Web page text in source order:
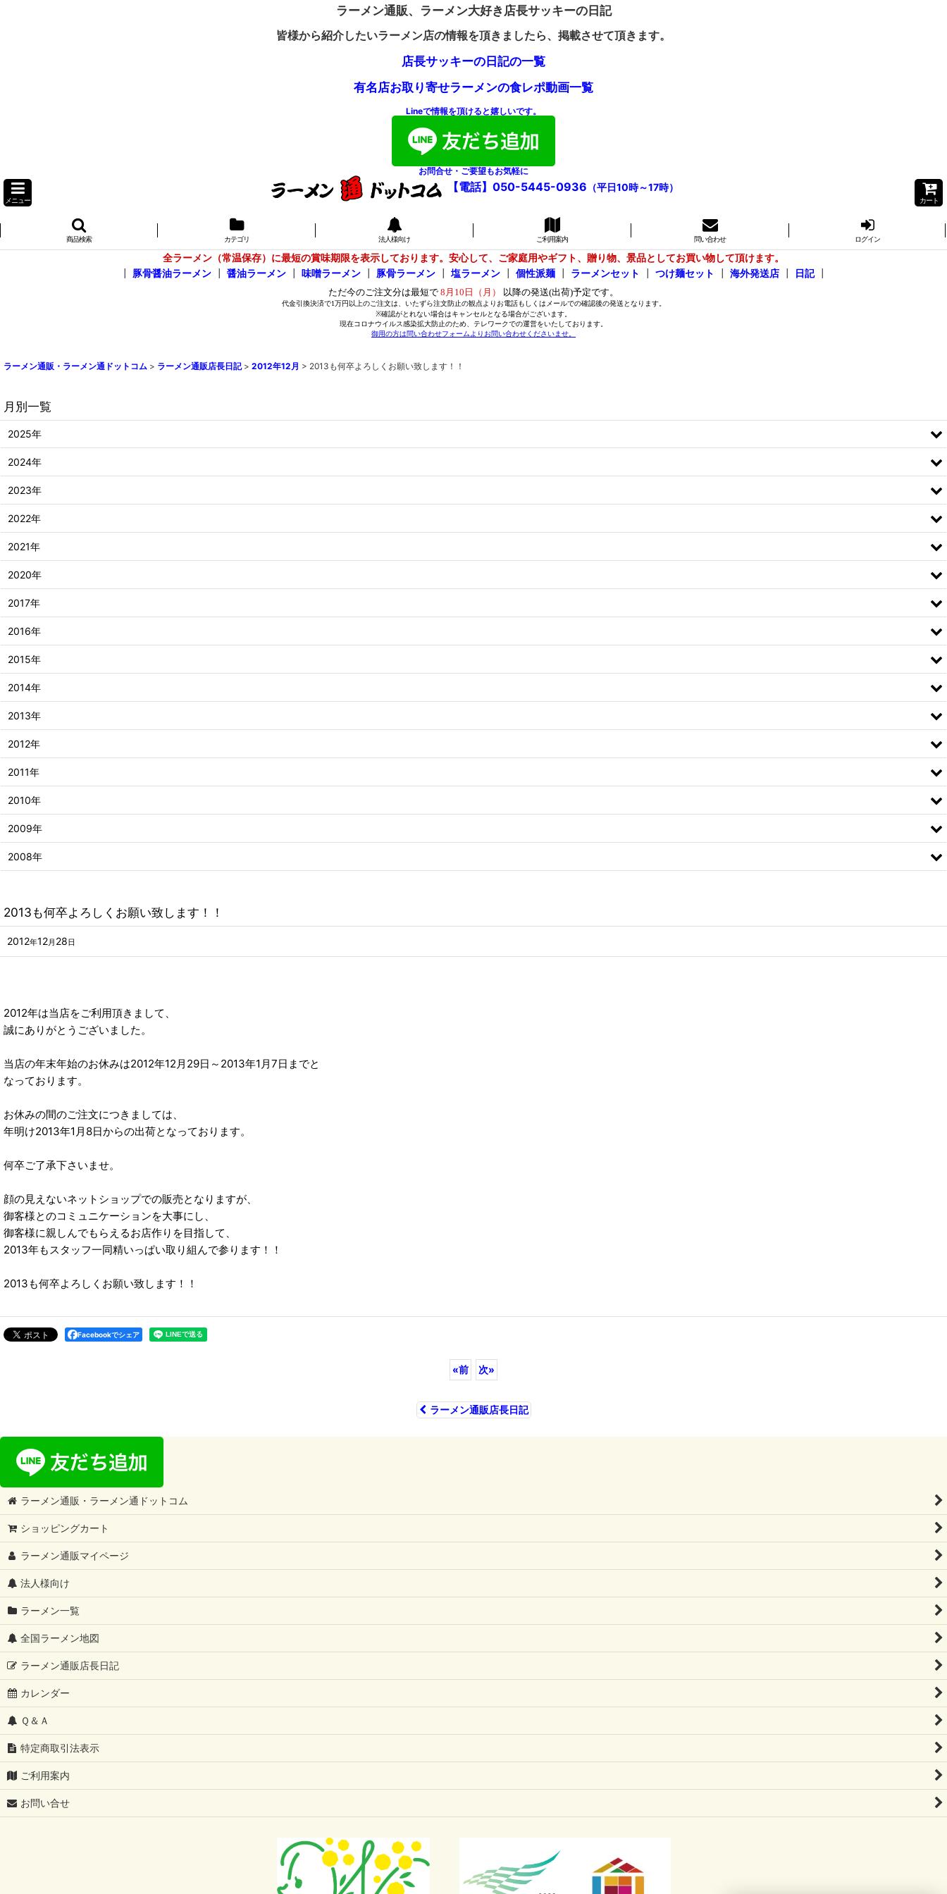
ラーメン通販、ラーメン大好き店長サッキーの日記
皆様から紹介したいラーメン店の情報を頂きましたら、掲載させて頂きます。
店長サッキーの日記の一覧
有名店お取り寄せラーメンの食レポ動画一覧
Lineで情報を頂けると嬉しいです。
お問合せ・ご要望もお気軽に
メニュー
【電話】050-5445-0936 （平日10時～17時）
カート
商品検索 カテゴリ 法人様向け ご利用案内 問い合わせ ログイン
全ラーメン（常温保存）に最短の賞味期限を表示しております。安心して、ご家庭用やギフト、贈り物、景品としてお買い物して頂けます。
豚骨醤油ラーメン 醤油ラーメン 味噌ラーメン 豚骨ラーメン 塩ラーメン 個性派麺 ラーメンセット つけ麺セット 海外発送店 日記┃
ラーメン通販・ラーメン通ドットコム > ラーメン通販店長日記 > 2012年12月 > 2013も何卒よろしくお願い致します！！
2013も何卒よろしくお願い致します！！
2012年12月 28日
2012年は当店をご利用頂きまして、
誠にありがとうございました。
当店の年末年始のお休みは2012年12月29日～2013年1月7日までと
なっております。
お休みの間のご注文につきましては、
年明け2013年1月8日からの出荷となっております。
何卒ご了承下さいませ。
顔の見えないネットショップでの販売となりますが、
御客様とのコミュニケーションを大事にし、
御客様に親しんでもらえるお店作りを目指して、
2013年もスタッフ一同精いっぱい取り組んで参ります！！
2013も何卒よろしくお願い致します！！
Facebookでシェア
«前 次»
ラーメン通販店長日記
月別一覧
2025年
2024年
2023年
2022年
2021年
2020年
2017年
2016年
2015年
2014年
2013年
2012年
2011年
2010年
2009年
2008年
ラーメン通販・ラーメン通ドットコム
ショッピングカート
ラーメン通販マイページ
法人様向け
ラーメン一覧
全国ラーメン地図
ラーメン通販店長日記
カレンダー
Ｑ＆Ａ
特定商取引法表示
ご利用案内
お問い合せ